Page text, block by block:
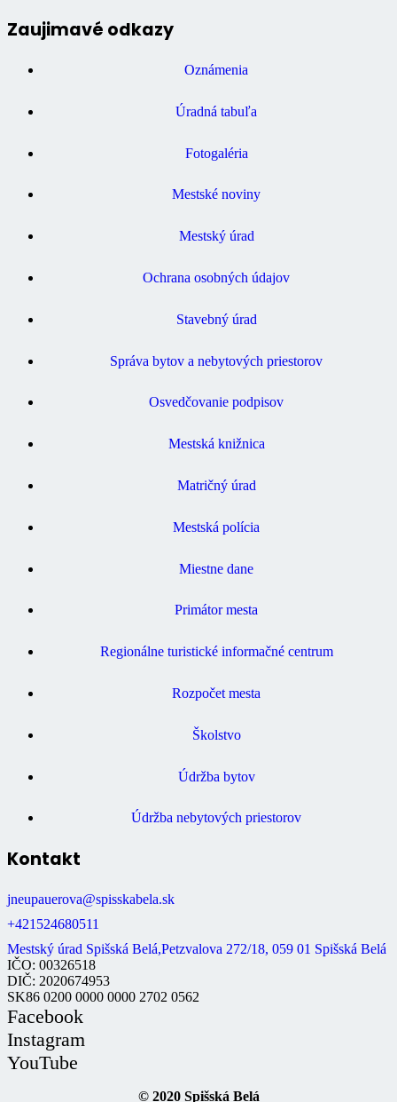
Zaujimavé odkazy
Oznámenia
Úradná tabuľa
Fotogaléria
Mestské noviny
Mestský úrad
Ochrana osobných údajov
Stavebný úrad
Správa bytov a nebytových priestorov
Osvedčovanie podpisov
Mestská knižnica
Matričný úrad
Mestská polícia
Miestne dane
Primátor mesta
Regionálne turistické informačné centrum
Rozpočet mesta
Školstvo
Údržba bytov
Údržba nebytových priestorov
Kontakt
jneupauerova@spisskabela.sk
+421524680511
Mestský úrad Spišská Belá,Petzvalova 272/18, 059 01 Spišská Belá
IČO: 00326518
DIČ: 2020674953
SK86 0200 0000 0000 2702 0562
Facebook
Instagram
YouTube
© 2020 Spišská Belá